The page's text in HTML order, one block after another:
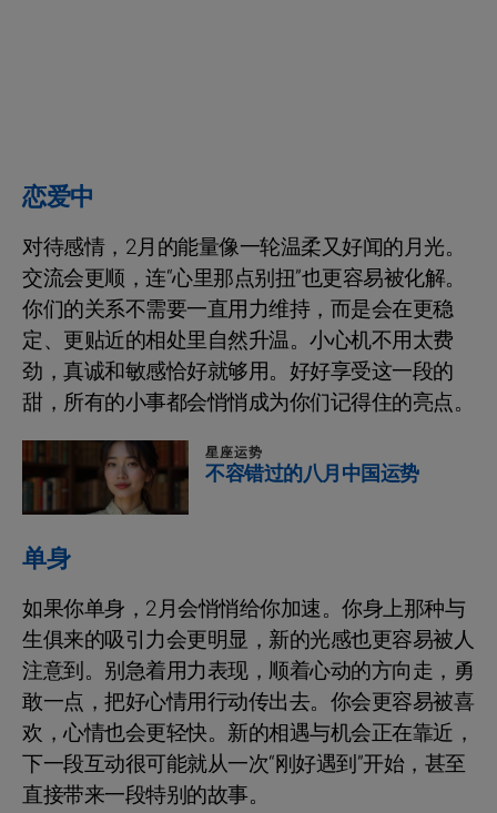
恋爱中
对待感情，2月的能量像一轮温柔又好闻的月光。
交流会更顺，连“心里那点别扭”也更容易被化解。
你们的关系不需要一直用力维持，而是会在更稳
定、更贴近的相处里自然升温。小心机不用太费
劲，真诚和敏感恰好就够用。好好享受这一段的
甜，所有的小事都会悄悄成为你们记得住的亮点。
星座运势
不容错过的八月中国运势
单身
如果你单身，2月会悄悄给你加速。你身上那种与
生俱来的吸引力会更明显，新的光感也更容易被人
注意到。别急着用力表现，顺着心动的方向走，勇
敢一点，把好心情用行动传出去。你会更容易被喜
欢，心情也会更轻快。新的相遇与机会正在靠近，
下一段互动很可能就从一次“刚好遇到”开始，甚至
直接带来一段特别的故事。